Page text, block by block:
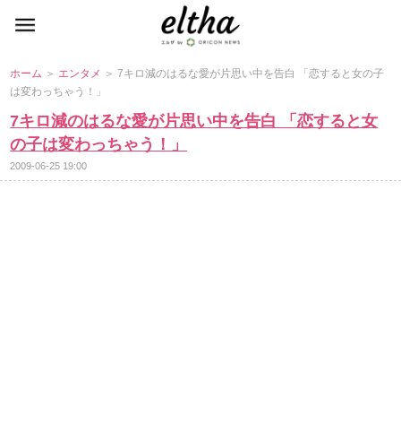
ホーム ＞ エンタメ ＞ 7キロ減のはるな愛が片思い中を告白 「恋すると女の子
は変わっちゃう！」
7キロ減のはるな愛が片思い中を告白 「恋すると女
の子は変わっちゃう！」
2009-06-25 19:00